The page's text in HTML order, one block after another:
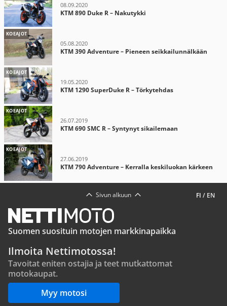
08.09.2020
KTM 890 Duke R – Nakutykki
KOEAJOT
05.08.2020
KTM 390 Adventure – Pieneen seikkailunnälkään
KOEAJOT
19.05.2020
KTM 1290 SuperDuke R – Törkytehdas
KOEAJOT
26.07.2019
KTM 690 SMC R – Syntynyt sikailemaan
KOEAJOT
27.06.2019
KTM 790 Adventure – Kerralla keskiluokan kärkeen
FI / EN
Sivun alkuun
Suomen suosituin motojen markkinapaikka
Ilmoita Nettimotossa!
Tavoitat eniten ostajia ja teet mutkattomat
motokaupat.
Myy motosi